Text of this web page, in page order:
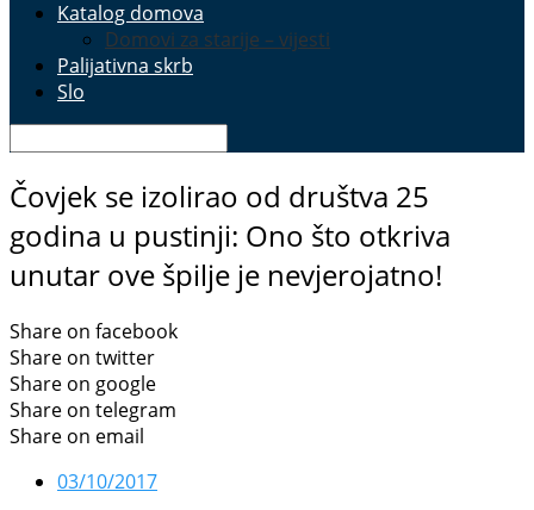
Katalog domova
Domovi za starije – vijesti
Palijativna skrb
Slo
Čovjek se izolirao od društva 25
godina u pustinji: Ono što otkriva
unutar ove špilje je nevjerojatno!
Share on facebook
Share on twitter
Share on google
Share on telegram
Share on email
03/10/2017